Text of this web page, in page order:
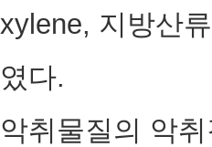
xylene, 지방산
였다.
악취물질의 악